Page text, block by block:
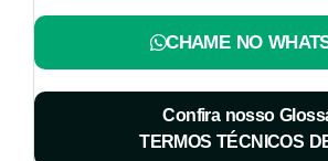
CHAME NO
Confira nosso
TERMOS TÉCNICOS